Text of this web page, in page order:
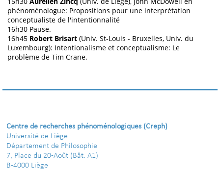
phénoménologue: Propositions pour une interprétation
conceptualiste de l'intentionnalité
16h30 Pause.
16h45 Robert Brisart (Univ. St-Louis - Bruxelles, Univ. du
Luxembourg): Intentionalisme et conceptualisme: Le
problème de Tim Crane.
Centre de recherches phénoménologiques (Creph)
Université de Liège
Département de Philosophie
7, Place du 20-Août (Bât. A1)
B-4000 Liège